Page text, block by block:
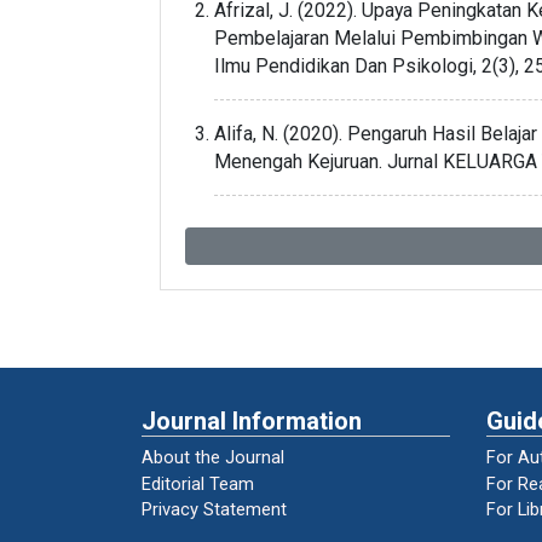
Afrizal, J. (2022). Upaya Peningkatan
Pembelajaran Melalui Pembimbingan
Ilmu Pendidikan Dan Psikologi, 2(3),
Alifa, N. (2020). Pengaruh Hasil
Menengah Kejuruan. Jurnal
Annisa, N., Elfariana, R., Triwulan, S.
Membentuk Karakter dan Kepribadian
Pendidikan Matematika, 3(2), 27–37.
Penelitian, 2(8), 2363–2372.
Bachtiar, B. (2021). Desain dan
EduPsyCouns: Journal of Education,
Journal Information
About the Journal
Editorial Team
Privacy Statement
For
For
For